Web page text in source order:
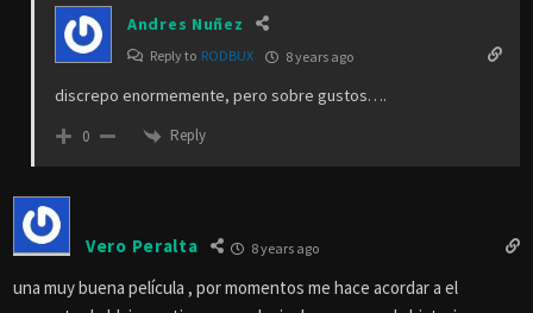
Andres Nuñez
Reply to RODBUX 8 years ago
discrepo enormemente, pero sobre gustos….
0 Reply
Vero Peralta 8 years ago
una muy buena película , por momentos me hace acordar a el